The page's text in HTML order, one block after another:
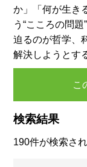
か」「何が生き
う“こころの問
迫るのが哲学、
解決しようとす
こ
検索結果
190件が検索さ